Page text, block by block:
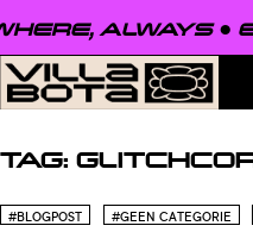
ALWAYS ●
TAG:
#BLOGPOST #GEEN CATEGORIE